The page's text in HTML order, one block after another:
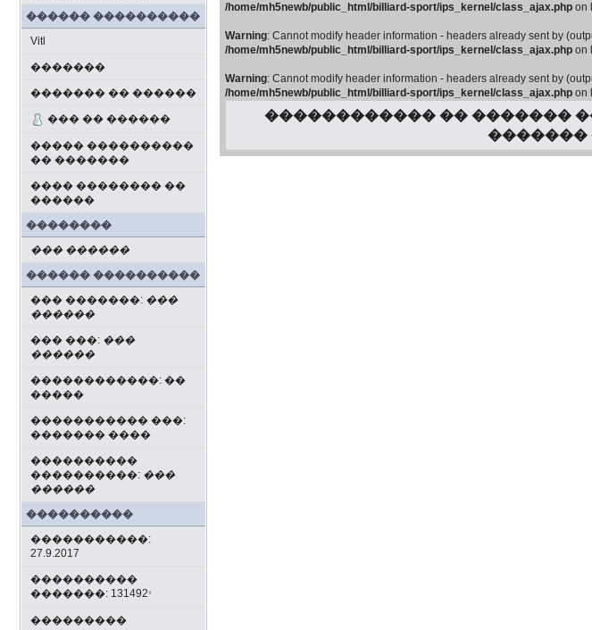
������ ����������
Vitl
�������
������� �� ������
��� �� ������
����� ����������
�� �������
���� �������� ��
������
��������
��� ������
������ ����������
��� �������: ���
������
��� ���: ���
������
������������: ��
�����
����������� ���:
������� ����
����������
����������: ���
������
����������
�����������:
27.9.2017
����������
�������: 131492*
���������
/home/mh5newb/public_html/billiard-sport/ips_kernel/class_ajax.php on
Warning: Cannot modify header information - headers already sent by
/home/mh5newb/public_html/billiard-sport/ips_kernel/class_ajax.php on
Warning: Cannot modify header information - headers already sent by
/home/mh5newb/public_html/billiard-sport/ips_kernel/class_ajax.php on
������������ �� �������
�������